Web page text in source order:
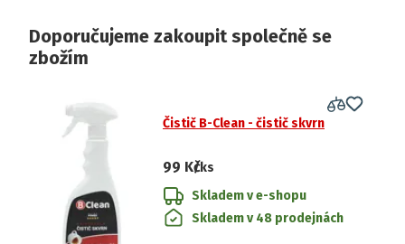
Doporučujeme zakoupit společně se
zbožím
Čistič B-Clean - čistič skvrn
99 Kč/ks
Skladem v e-shopu
Skladem v 48 prodejnách